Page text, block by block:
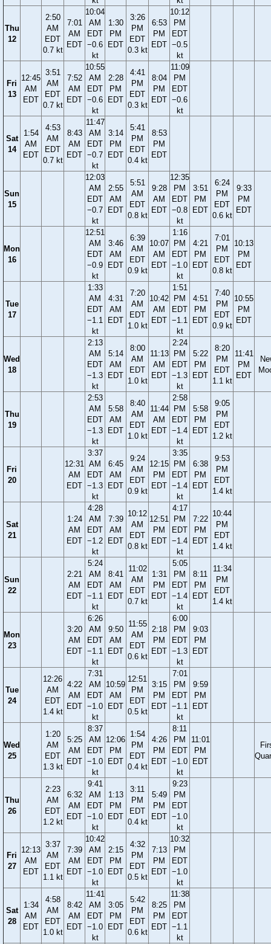
Thu
12
2:50
AM
EDT
0.7 kt
7:01
AM
EDT
10:04
AM
EDT
−0.6
kt
1:30
PM
EDT
3:26
PM
EDT
0.3 kt
6:53
PM
EDT
10:12
PM
EDT
−0.5
kt
Fri
13
12:45
AM
EDT
3:51
AM
EDT
0.7 kt
7:52
AM
EDT
10:55
AM
EDT
−0.6
kt
2:28
PM
EDT
4:41
PM
EDT
0.3 kt
8:04
PM
EDT
11:09
PM
EDT
−0.6
kt
Sat
14
1:54
AM
EDT
4:53
AM
EDT
0.7 kt
8:43
AM
EDT
11:47
AM
EDT
−0.7
kt
3:14
PM
EDT
5:41
PM
EDT
0.4 kt
8:53
PM
EDT
Sun
15
12:03
AM
EDT
−0.7
kt
2:55
AM
EDT
5:51
AM
EDT
0.8 kt
9:28
AM
EDT
12:35
PM
EDT
−0.8
kt
3:51
PM
EDT
6:24
PM
EDT
0.6 kt
9:33
PM
EDT
Mon
16
12:51
AM
EDT
−0.9
kt
3:46
AM
EDT
6:39
AM
EDT
0.9 kt
10:07
AM
EDT
1:16
PM
EDT
−1.0
kt
4:21
PM
EDT
7:01
PM
EDT
0.8 kt
10:13
PM
EDT
Tue
17
1:33
AM
EDT
−1.1
kt
4:31
AM
EDT
7:20
AM
EDT
1.0 kt
10:42
AM
EDT
1:51
PM
EDT
−1.1
kt
4:51
PM
EDT
7:40
PM
EDT
0.9 kt
10:55
PM
EDT
Wed
18
2:13
AM
EDT
−1.3
kt
5:14
AM
EDT
8:00
AM
EDT
1.0 kt
11:13
AM
EDT
2:24
PM
EDT
−1.3
kt
5:22
PM
EDT
8:20
PM
EDT
1.1 kt
11:41
PM
EDT
Thu
19
2:53
AM
EDT
−1.3
kt
5:58
AM
EDT
8:40
AM
EDT
1.0 kt
11:44
AM
EDT
2:58
PM
EDT
−1.4
kt
5:58
PM
EDT
9:05
PM
EDT
1.2 kt
Fri
20
12:31
AM
EDT
3:37
AM
EDT
−1.3
kt
6:45
AM
EDT
9:24
AM
EDT
0.9 kt
12:15
PM
EDT
3:35
PM
EDT
−1.4
kt
6:38
PM
EDT
9:53
PM
EDT
1.4 kt
Sat
21
1:24
AM
EDT
4:28
AM
EDT
−1.2
kt
7:39
AM
EDT
10:12
AM
EDT
0.8 kt
12:51
PM
EDT
4:17
PM
EDT
−1.4
kt
7:22
PM
EDT
10:44
PM
EDT
1.4 kt
Sun
22
2:21
AM
EDT
5:24
AM
EDT
−1.1
kt
8:41
AM
EDT
11:02
AM
EDT
0.7 kt
1:31
PM
EDT
5:05
PM
EDT
−1.4
kt
8:11
PM
EDT
11:34
PM
EDT
1.4 kt
Mon
23
3:20
AM
EDT
6:26
AM
EDT
−1.1
kt
9:50
AM
EDT
11:55
AM
EDT
0.6 kt
2:18
PM
EDT
6:00
PM
EDT
−1.3
kt
9:03
PM
EDT
Tue
24
12:26
AM
EDT
1.4 kt
4:22
AM
EDT
7:31
AM
EDT
−1.0
kt
10:59
AM
EDT
12:51
PM
EDT
0.5 kt
3:15
PM
EDT
7:01
PM
EDT
−1.1
kt
9:59
PM
EDT
Wed
25
1:20
AM
EDT
1.3 kt
5:25
AM
EDT
8:37
AM
EDT
−1.0
kt
12:06
PM
EDT
1:54
PM
EDT
0.4 kt
4:26
PM
EDT
8:11
PM
EDT
−1.0
kt
11:01
PM
EDT
Thu
26
2:23
AM
EDT
1.2 kt
6:32
AM
EDT
9:41
AM
EDT
−1.0
kt
1:13
PM
EDT
3:11
PM
EDT
0.4 kt
5:49
PM
EDT
9:23
PM
EDT
−1.0
kt
Fri
27
12:13
AM
EDT
3:37
AM
EDT
1.1 kt
7:39
AM
EDT
10:42
AM
EDT
−1.0
kt
2:15
PM
EDT
4:32
PM
EDT
0.5 kt
7:13
PM
EDT
10:32
PM
EDT
−1.0
kt
Sat
28
1:34
AM
EDT
4:58
AM
EDT
1.0 kt
8:42
AM
EDT
11:41
AM
EDT
−1.0
kt
3:05
PM
EDT
5:42
PM
EDT
0.6 kt
8:25
PM
EDT
11:38
PM
EDT
−1.1
kt